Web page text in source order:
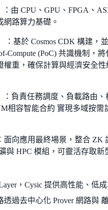
由 CPU、GPU、FPGA、
路算力基礎。
：基於 Cosmos CDK 構建，
Compute (PoC) 共識機制，將
權重，確保計算與經濟安全性
：負責任務調度、負載路由、
相容智能合約 實現多域按需
面向應用最終場景，整合 ZK
與 HPC 模組，可靈活存取新
，Cysic 提供高性能、低
過去中心化 Prover 網路與